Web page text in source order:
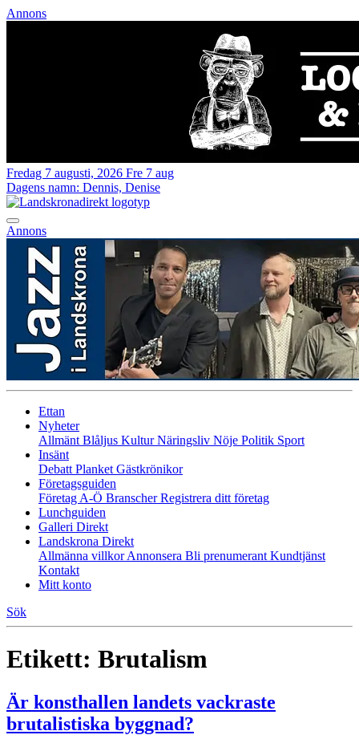
Annons
Fredag 7 augusti, 2026 Fre 7 aug
Dagens namn: Dennis, Denise
Annons
Ettan
Nyheter
Allmänt Blåljus KulturNäringsliv Nöje Politik Sport
Insänt
Debatt Planket Gästkrönikor
Företagsguiden
Företag A-Ö BranscherRegistrera ditt företag
Lunchguiden
Galleri Direkt
Landskrona Direkt
Allmänna villkorAnnonsera Bli prenumerant Kundtjänst
Kontakt
Mitt konto
Sök
Etikett: Brutalism
Är konsthallen landets vackraste
brutalistiska byggnad?